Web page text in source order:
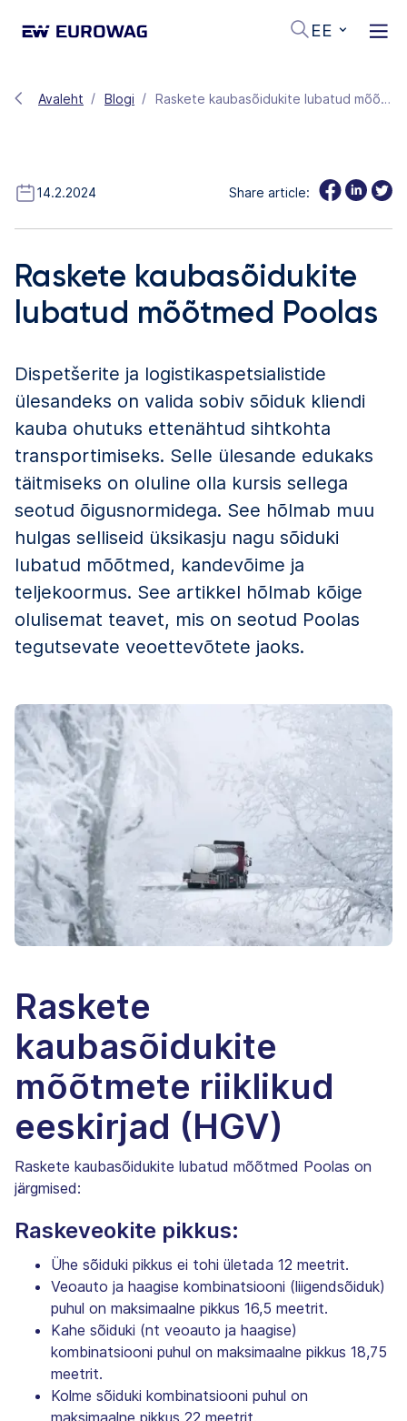
EE
Avaleht Blogi Raskete kaubasõidukite lubatud mõõtmed Poolas
14.2.2024 Share article:
Raskete kaubasõidukite
lubatud mõõtmed Poolas
Dispetšerite ja logistikaspetsialistide
ülesandeks on valida sobiv sõiduk kliendi
kauba ohutuks ettenähtud sihtkohta
transportimiseks. Selle ülesande edukaks
täitmiseks on oluline olla kursis sellega
seotud õigusnormidega. See hõlmab muu
hulgas selliseid üksikasju nagu sõiduki
lubatud mõõtmed, kandevõime ja
teljekoormus. See artikkel hõlmab kõige
olulisemat teavet, mis on seotud Poolas
tegutsevate veoettevõtete jaoks.
Raskete
kaubasõidukite
mõõtmete riiklikud
eeskirjad (HGV)
Raskete kaubasõidukite lubatud mõõtmed Poolas on
järgmised:
Raskeveokite pikkus:
Ühe sõiduki pikkus ei tohi ületada 12 meetrit.
Veoauto ja haagise kombinatsiooni (liigendsõiduk)
puhul on maksimaalne pikkus 16,5 meetrit.
Kahe sõiduki (nt veoauto ja haagise)
kombinatsiooni puhul on maksimaalne pikkus 18,75
meetrit.
Kolme sõiduki kombinatsiooni puhul on
maksimaalne pikkus 22 meetrit.